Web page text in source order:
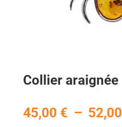
Collier araignée
45,00 € – 52,00